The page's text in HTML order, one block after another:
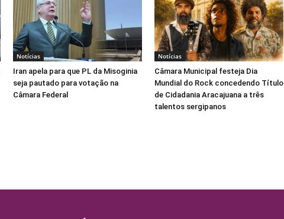
Notícias
Iran apela para que PL da Misoginia
seja pautado para votação na
Câmara Federal
Notícias
Câmara Municipal festeja Dia
Mundial do Rock concedendo Título
de Cidadania Aracajuana a três
talentos sergipanos